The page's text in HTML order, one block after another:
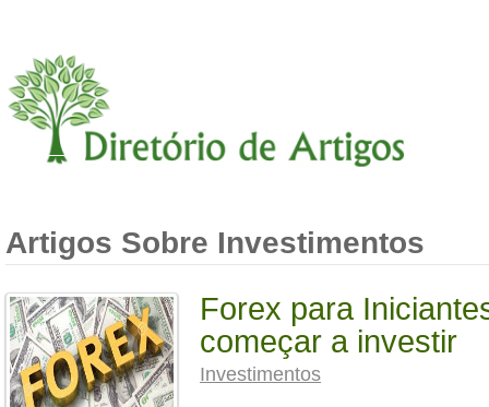
Artigos Sobre Investimentos
Forex para
começar a investir
Investimentos